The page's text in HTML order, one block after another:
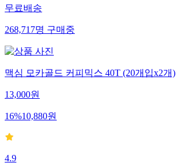
무료배송
268,717명구매중
맥심 모카골드 커피믹스 40T (20개입x2개)
13,000원
16%10,880원
4.9